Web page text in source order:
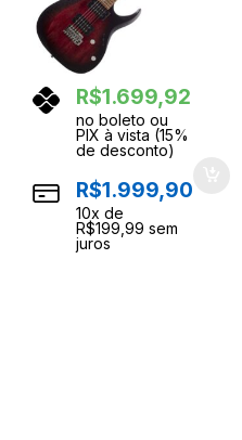
R$1.699,92
no boleto ou
PIX à vista (15%
de desconto)
R$1.999,90
10x de
R$199,99 sem
juros